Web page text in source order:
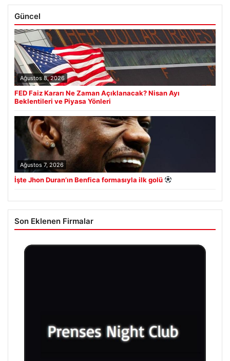
Güncel
Ağustos 8, 2026
FED Faiz Kararı Ne Zaman Açıklanacak? Nisan Ayı
Beklentileri ve Piyasa Yönleri
Ağustos 7, 2026
İşte Jhon Duran’ın Benfica formasıyla ilk golü
Son Eklenen Firmalar